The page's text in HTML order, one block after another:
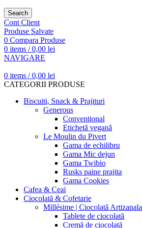
Search
Cont Client
Produse Salvate
0 Compara Produse
0 items / 0,00 lei
NAVIGARE
0 items / 0,00 lei
CATEGORII PRODUSE
Biscuiti, Snack & Prajituri
Generous
Conventional
Etichetă vegană
Le Moulin du Pivert
Gama de echilibru
Gama Mic dejun
Gama Twibio
Rusks paine prajita
Gama Cookies
Cafea & Ceai
Ciocolată & Cofetarie
Millésime | Ciocolată Artizanala
Tablete de ciocolată
Cremă de ciocolată